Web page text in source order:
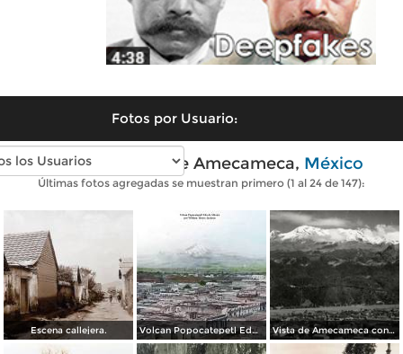
Fotos por Usuario:
Fotos antiguas de Amecameca, México
Últimas fotos agregadas se muestran primero (1 al 24 de 147):
Escena callejera. Volcan Popocatepetl Edo de México por el Fotógrafos: William Henry Jackson. Vista de Amecameca con el volcán Iztaccíhuatl al fondo